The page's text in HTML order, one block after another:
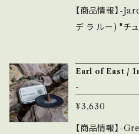
ラックスする時
は100ml＝約
良し、シンプル
です。 また、
ncense各種と香
す。
【商品情報】-
デ ラ ルー) "チ
いる庭園を イメー
ローズ、ブラッ
ガモットをブレ
に広がる豊富な
Earl of East /
-
¥3,630
【商品情報】-